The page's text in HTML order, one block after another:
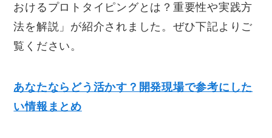
おけるプロトタイピングとは？重要性や実践方
法を解説」が紹介されました。ぜひ下記よりご
覧ください。
あなたならどう活かす？開発現場で参考にした
い情報まとめ